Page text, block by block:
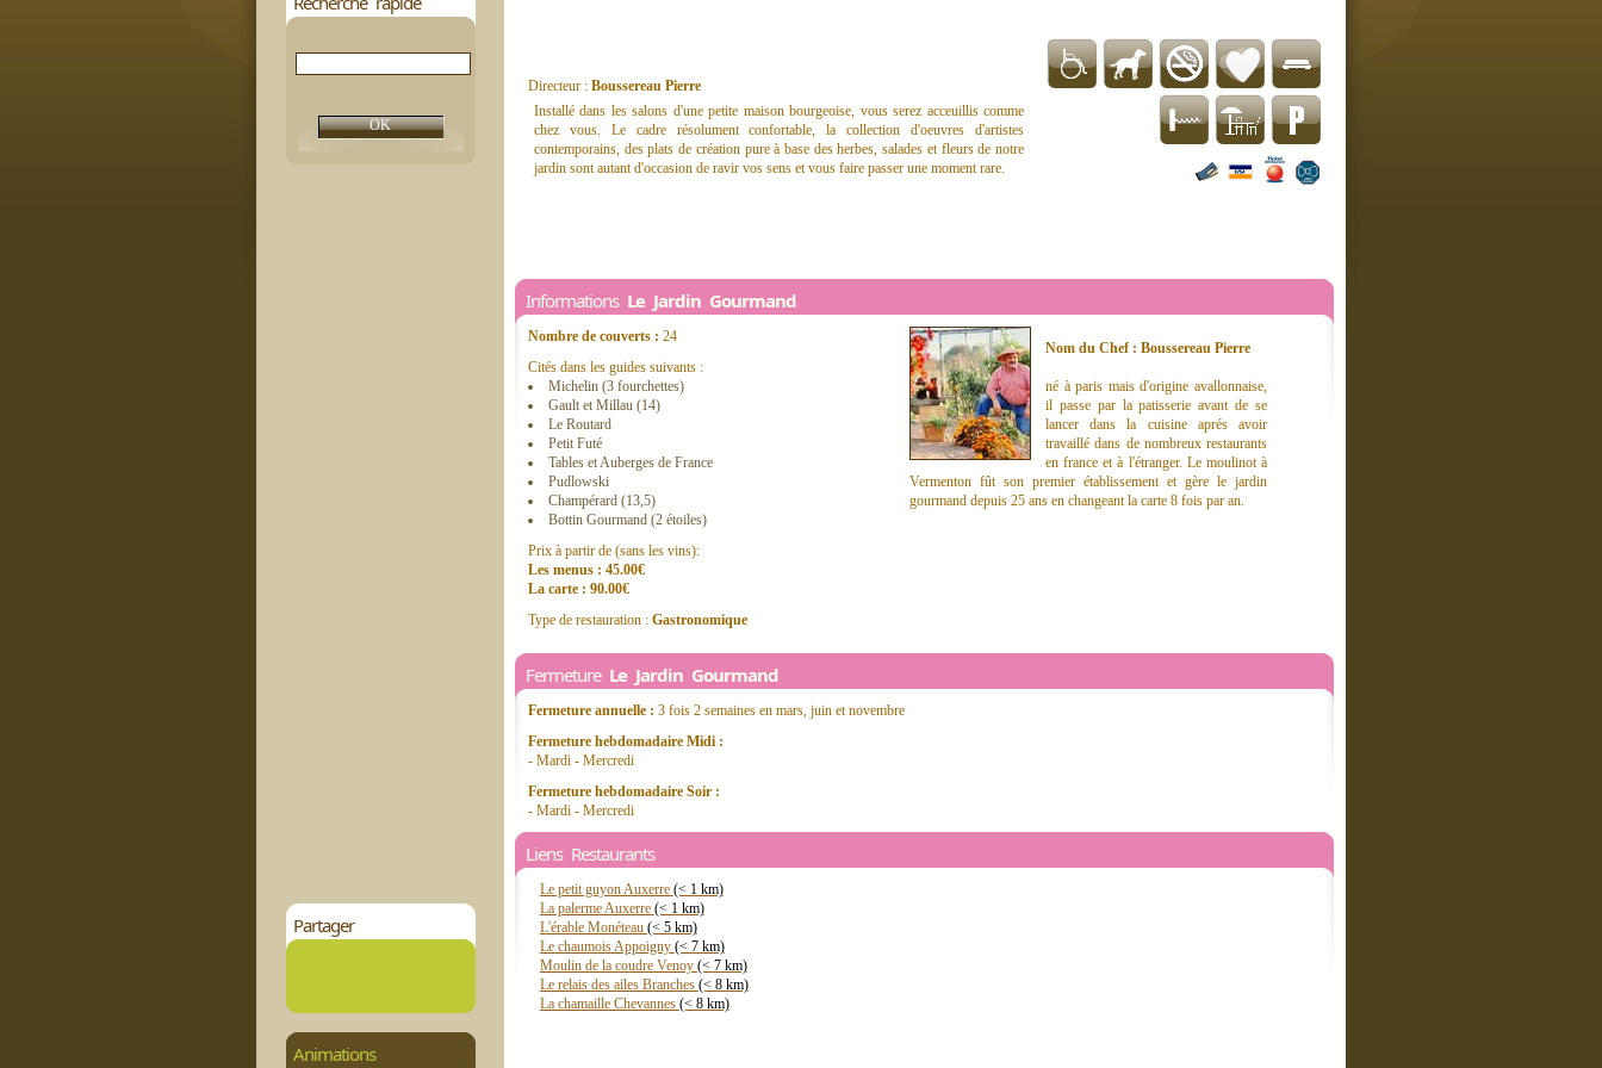
Partager
Animations
Directeur : Boussereau Pierre
Installé dans les salons d'une petite maison bourgeoise, vous serez acceuillis comme
chez vous. Le cadre résolument confortable, la collection d'oeuvres d'artistes
contemporains, des plats de création pure à base des herbes, salades et fleurs de notre
jardin sont autant d'occasion de ravir vos sens et vous faire passer une moment rare.
Informations Le Jardin Gourmand
Nombre de couverts : 24
Cités dans les guides suivants :
Michelin (3 fourchettes)
Gault et Millau (14)
Le Routard
Petit Futé
Tables et Auberges de France
Pudlowski
Champérard (13,5)
Bottin Gourmand (2 étoiles)
Prix à partir de (sans les vins):
Les menus : 45.00€
La carte : 90.00€
Type de restauration : Gastronomique
Nom du Chef : Boussereau Pierre
né à paris mais d'origine avallonnaise,
il passe par la patisserie avant de se
lancer dans la cuisine aprés avoir
travaillé dans de nombreux restaurants
en france et à l'étranger. Le moulinot à
Vermenton fût son premier établissement et gère le jardin
gourmand depuis 25 ans en changeant la carte 8 fois par an.
Fermeture Le Jardin Gourmand
Fermeture annuelle : 3 fois 2 semaines en mars, juin et novembre
Fermeture hebdomadaire Midi :
- Mardi - Mercredi
Fermeture hebdomadaire Soir :
- Mardi - Mercredi
Liens Restaurants
Le petit guyon Auxerre (< 1 km)
La palerme Auxerre (< 1 km)
L'érable Monéteau (< 5 km)
Le chaumois Appoigny (< 7 km)
Moulin de la coudre Venoy (< 7 km)
Le relais des ailes Branches (< 8 km)
La chamaille Chevannes (< 8 km)